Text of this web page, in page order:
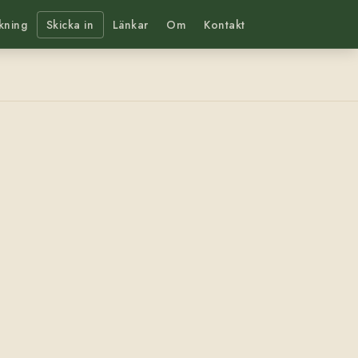
Skicka in Länkar Om Kontakt